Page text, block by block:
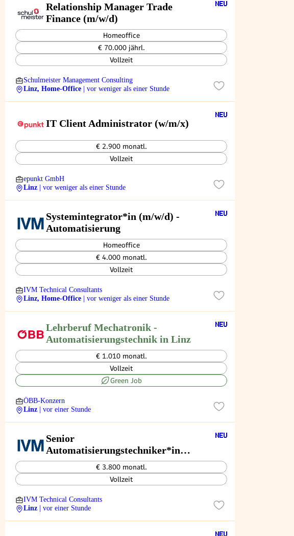
Relationship Manager Trade
Finance (m/w/d)
Homeoffice
€ 70.000 jährl.
Vollzeit
Schulmeister Management Consulting
Linz, Home-Office
| vor weniger als einer Stunde
IT Client Administrator (w/m/x)
€ 2.900 monatl.
Vollzeit
epunkt GmbH
Linz
| vor weniger als einer Stunde
Systemintegrator*in (m/w/d) -
Automatisierung
Homeoffice
€ 4.000 monatl.
Vollzeit
IVM Technical Consultants
Linz, Home-Office
| vor weniger als einer Stunde
Lehrberuf Mechatronik -
Automatisierungstechnik in Linz
€ 1.010 monatl.
Vollzeit
Green Job
ÖBB-Konzern
Linz
| vor einer Stunde
Senior
Automatisierungstechniker*in
(m/w/d)
€ 3.800 monatl.
Vollzeit
IVM Technical Consultants
Linz
| vor einer Stunde